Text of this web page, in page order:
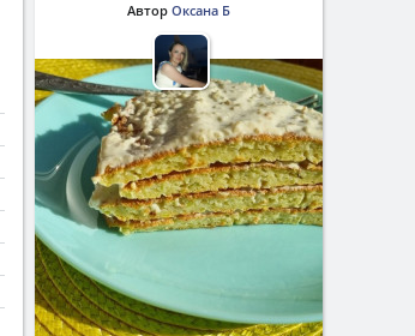
Автор Оксана Б